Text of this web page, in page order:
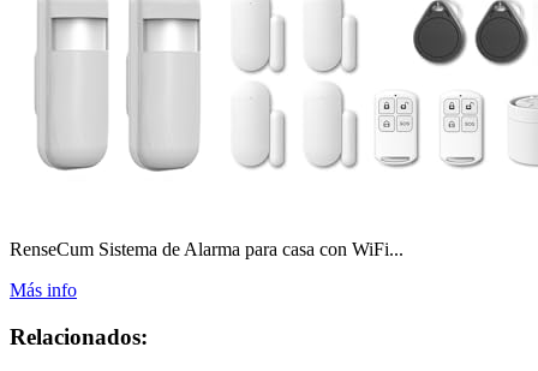
RenseCum Sistema de Alarma para casa con WiFi...
Más info
Relacionados: